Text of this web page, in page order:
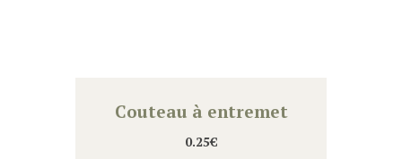
Couteau à entremet
0.25€